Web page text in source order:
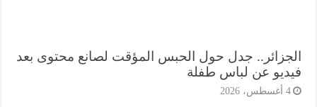
جدل حول الحبس المؤقت لصانع محتوى بعد
عن لباس طفلة